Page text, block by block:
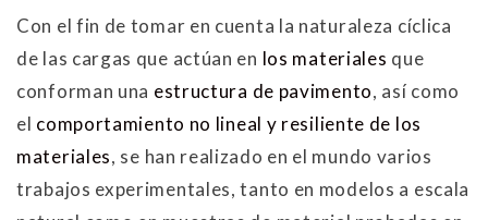
Con el fin de tomar en cuenta la naturaleza cíclica
de las cargas que actúan en los materiales que
conforman una estructura de pavimento, así como
el comportamiento no lineal y resiliente de los
materiales, se han realizado en el mundo varios
trabajos experimentales, tanto en modelos a escala